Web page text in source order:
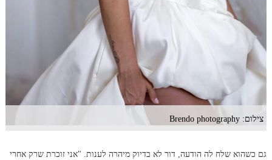
צילום: Brendo photography
גם כשהוא שלח לה הודעה, דור לא בדיוק מיהרה לענות. "אני זוכרת שרק אחרי